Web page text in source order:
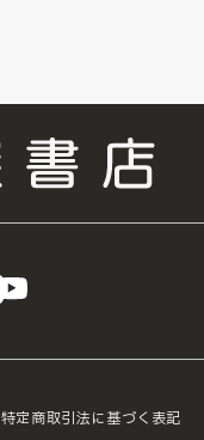
LINE
特定商取引法に基づく表記